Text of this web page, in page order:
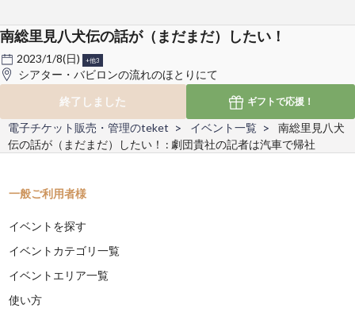
南総里見八犬伝の話が（まだまだ）したい！
2023/1/8(日) +他3
シアター・バビロンの流れのほとりにて
終了しました
ギフトで応援！
電子チケット販売・管理のteket イベント一覧
南総里見八犬
伝の話が（まだまだ）したい！ : 劇団貴社の記者は汽車で帰社
一般ご利用者様
イベントを探す
イベントカテゴリ一覧
イベントエリア一覧
使い方